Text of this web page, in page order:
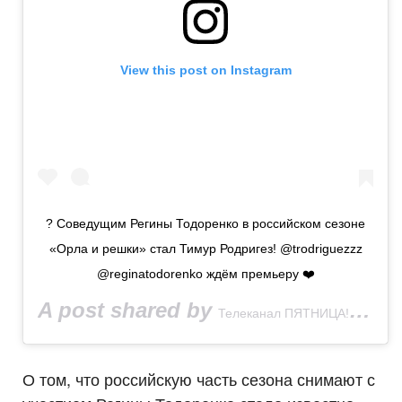
View this post on Instagram
? Соведущим Регины Тодоренко в российском сезоне
«Орла и решки» стал Тимур Родригез! @trodriguezzz
@reginatodorenko ждём премьеру ❤️
A post shared by Телеканал ПЯТНИЦА!
О том, что российскую часть сезона снимают с